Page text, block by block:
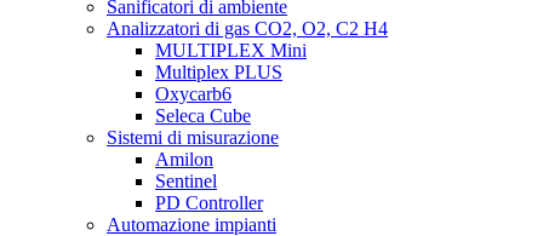
Sanificatori di ambiente
Analizzatori di gas CO2, O2, C2 H4
MULTIPLEX Mini
Multiplex PLUS
Oxycarb6
Seleca Cube
Sistemi di misurazione
Amilon
Sentinel
PD Controller
Automazione impianti